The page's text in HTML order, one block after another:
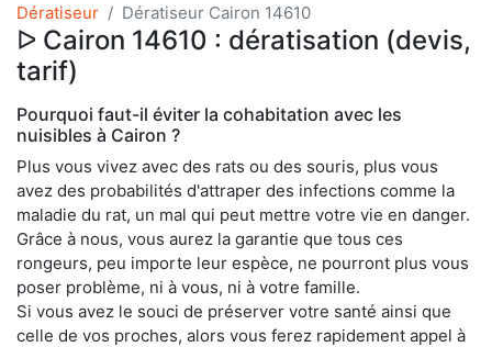
Dératiseur Dératiseur Cairon 14610
ᐅ Cairon 14610 : dératisation (devis,
tarif)
Pourquoi faut-il éviter la cohabitation avec les
nuisibles à Cairon ?
Plus vous vivez avec des rats ou des souris, plus vous
avez des probabilités d'attraper des infections comme la
maladie du rat, un mal qui peut mettre votre vie en danger.
Grâce à nous, vous aurez la garantie que tous ces
rongeurs, peu importe leur espèce, ne pourront plus vous
poser problème, ni à vous, ni à votre famille.
Si vous avez le souci de préserver votre santé ainsi que
celle de vos proches, alors vous ferez rapidement appel à